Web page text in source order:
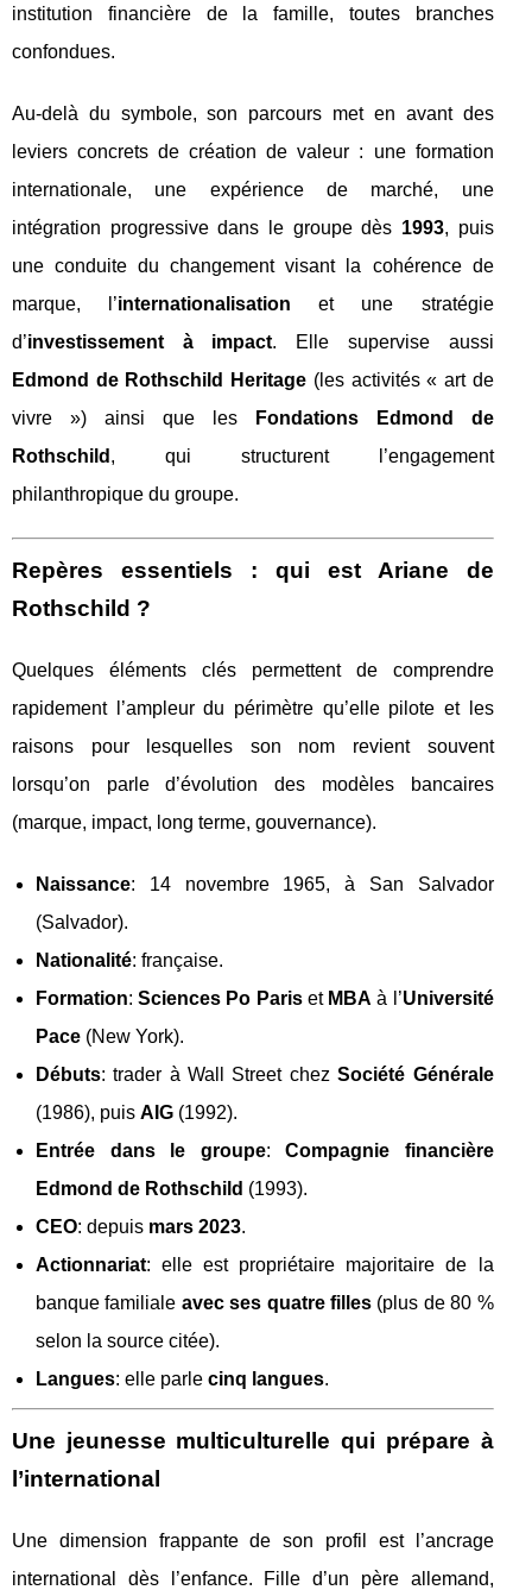
institution financière de la famille, toutes branches
confondues.
Au-delà du symbole, son parcours met en avant des
leviers concrets de création de valeur : une formation
internationale, une expérience de marché, une
intégration progressive dans le groupe dès 1993, puis
une conduite du changement visant la cohérence de
marque, l’internationalisation et une stratégie
d’investissement à impact. Elle supervise aussi
Edmond de Rothschild Heritage (les activités « art de
vivre ») ainsi que les
Fondations Edmond de
Rothschild , qui structurent l’engagement
philanthropique du groupe.
Repères essentiels : qui est Ariane de
Rothschild ?
Quelques éléments clés permettent de comprendre
rapidement l’ampleur du périmètre qu’elle pilote et les
raisons pour lesquelles son nom revient souvent
lorsqu’on parle d’évolution des modèles bancaires
(marque, impact, long terme, gouvernance).
Naissance: 14 novembre 1965, à San Salvador
(Salvador).
Nationalité: française.
Formation:Sciences Po Pariset MBA à l’Université
Pace (New York).
Débuts: trader à Wall Street chezSociété Générale
(1986), puis AIG (1992).
Entrée dans le groupe:Compagnie financière
Edmond de Rothschild (1993).
CEO: depuis mars 2023.
Actionnariat: elle est propriétaire majoritaire de la
banque familiale avec ses quatre filles (plus de 80 %
selon la source citée).
Langues: elle parle cinq langues.
Une jeunesse multiculturelle qui prépare à
l’international
Une dimension frappante de son profil est l’ancrage
international dès l’enfance. Fille d’un père allemand,